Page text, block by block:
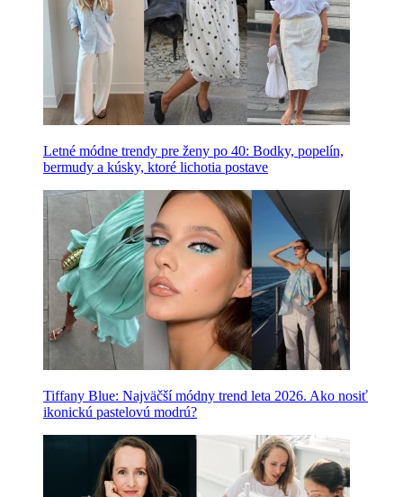
Letné módne trendy pre ženy po 40: Bodky, popelín,
bermudy a kúsky, ktoré lichotia postave
Tiffany Blue: Najväčší módny trend leta 2026. Ako nosiť
ikonickú pastelovú modrú?